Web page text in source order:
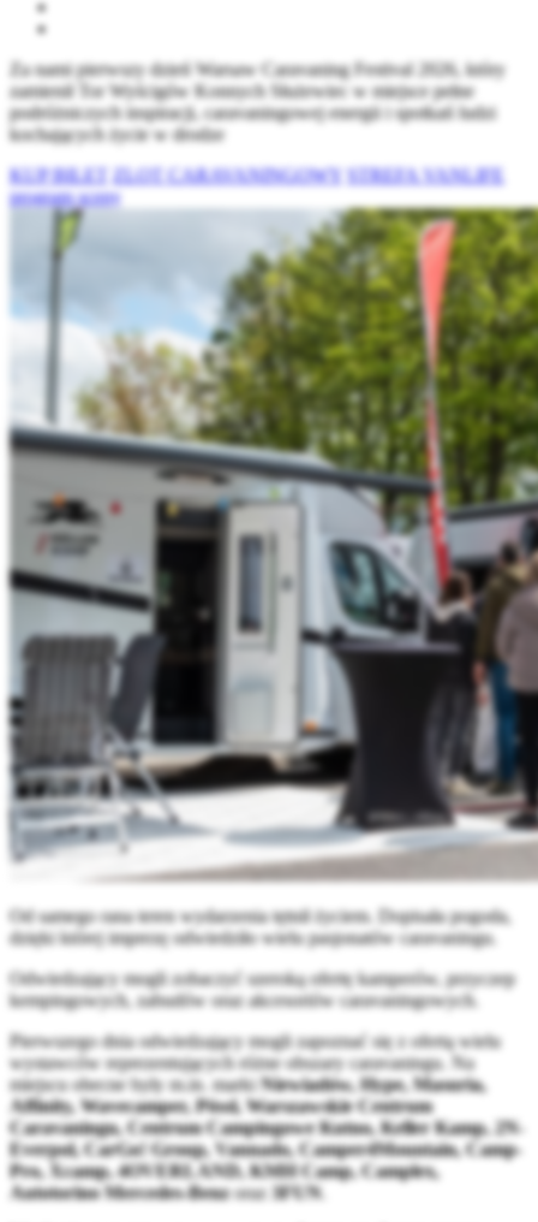
Za nami pierwszy dzień Warsaw Caravaning Festival 2026, który
zamienił Tor Wyścigów Konnych Służewiec w miejsce pełne
podróżniczych inspiracji, caravaningowej energii i spotkań ludzi
kochających życie w drodze
KUP BILET
ZLOT CARAVANINGOWY STREFA VANLIFE
program sceny
Od samego rana teren wydarzenia tętnił życiem. Dopisała pogoda,
dzięki której imprezę odwiedziło wielu pasjonatów caravaningu.
Odwiedzający mogli zobaczyć szeroką ofertę kamperów, przyczep
kempingowych, zabudów oraz akcesoriów caravaningowych.
Pierwszego dnia odwiedzający mogli zapoznać się z ofertą wielu
wystawców reprezentujących różne obszary caravaningu. Na
miejscu obecne były m.in. marki Niewiadów, Hype, Masuria,
Affinity, Wavecamper, Pössl, Warszawskie Centrum
Caravaningu, Centrum Campingowe Kutno, Keller Kamp, 2N-
Everpol, CarGo! Group, Vannado, Camper4Mountain, Camp-
Pro, Xcamp, 4OVERLAND, KMH Camp, Camplex,
Autotorino Mercedes-Benzoraz 3FUN